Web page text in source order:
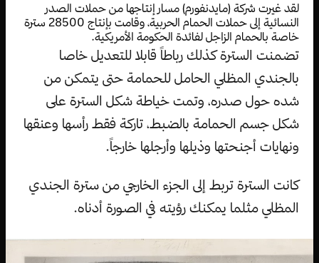
لقد غيرت شركة (مايدنفورم) مسار إنتاجها من حملات الصدر
النسائية إلى حملات الحمام الحربية، وقامت بإنتاج 28500 سترة
خاصة بالحمام الزاجل لفائدة الحكومة الأمريكية.
تضمنت السترة كذلك رباطاً قابلا للتعديل خاصا
بالجندي المظلي الحامل للحمامة حتى يتمكن من
شده حول صدره، وتمت خياطة شكل السترة على
شكل جسم الحمامة بالضبط، تاركة فقط رأسها وعنقها
ونهايات أجنحتها وذيلها وأرجلها خارجاً.
كانت السترة تربط إلى الجزء الخارجي من سترة الجندي
المظلي مثلما يمكنك رؤيته في الصورة أدناه.